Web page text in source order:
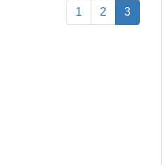
1 2 3(current)